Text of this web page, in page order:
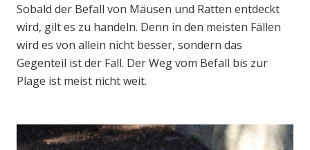
Sobald der Befall von Mäusen und Ratten entdeckt
wird, gilt es zu handeln. Denn in den meisten Fällen
wird es von allein nicht besser, sondern das
Gegenteil ist der Fall. Der Weg vom Befall bis zur
Plage ist meist nicht weit.